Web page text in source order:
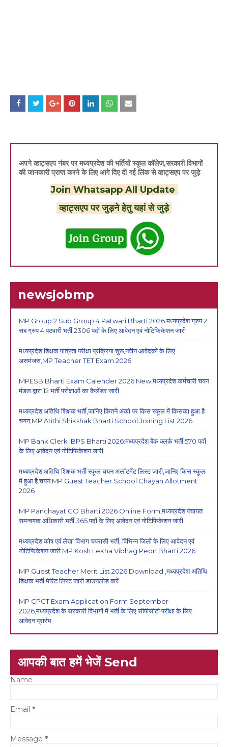
अपने व्हाट्सएप नंबर पर मध्यप्रदेश की भर्तियों स्कूल कॉलेज,सरकारी विभागों
की जानकारी प्राप्त करने के लिए आगे दिए दी गई लिंक से व्हाट्सएप पर जुड़े
Join Whatsapp All Update
व्हाट्सएप पर जुड़ने हेतु यहां से जुड़े
newsjobmp
MP Group 2 Sub Group 4 Patwari Bharti 2026:मध्यप्रदेश ग्रुप 2
सब ग्रुप 4 पटवारी भर्ती 2306 पदों के लिए आवेदन एवं नोटिफिकेशन जारी
मध्यप्रदेश शिक्षक पात्रता परीक्षा प्रक्रिया शुरू,नवीन आवेदकों के लिए
असमंजस,MP Teacher TET Exam 2026
MPESB Bharti Exam Calender 2026 New,मध्यप्रदेश कर्मचारी चयन
मंडल द्वारा 12 भर्ती परीक्षाओं का कैलेंडर जारी
मध्यप्रदेश अतिथि शिक्षक भर्ती,जानिए कितने अंको पर किस स्कूल में किसका हुआ है
चयन,MP Atithi Shikshak Bharti School Joining List 2026
MP Bank Clerk IBPS Bharti 2026:मध्यप्रदेश बैंक क्लर्क भर्ती,570 पदों
के लिए आवेदन एवं नोटिफिकेशन जारी
मध्यप्रदेश अतिथि शिक्षक भर्ती स्कूल चयन अलॉटमेंट लिस्ट जारी,जानिए किस स्कूल
में हुआ है चयन:MP Guest Teacher School Chayan Allotment
2026
MP Panchayat CO Bharti 2026 Online Form,मध्यप्रदेश पंचायत
समन्वयक अधिकारी भर्ती,365 पदों के लिए आवेदन एवं नोटिफिकेशन जारी
मध्यप्रदेश कोष एवं लेखा विभाग चपरासी भर्ती, विभिन्न जिलों के लिए आवेदन एवं
नोटिफिकेशन जारी:MP Kosh Lekha Vibhag Peon Bharti 2026
MP Guest Teacher Merit List 2026 Download ,मध्यप्रदेश अतिथि
शिक्षक भर्ती मेरिट लिस्ट जारी डाउनलोड करें
MP CPCT Exam Application Form September
2026,मध्यप्रदेश के सरकारी विभागों में भर्ती के लिए सीपीसीटी परीक्षा के लिए
आवेदन प्रारंभ
आपकी बात हमें भेजें Send
Name
Email *
Message *